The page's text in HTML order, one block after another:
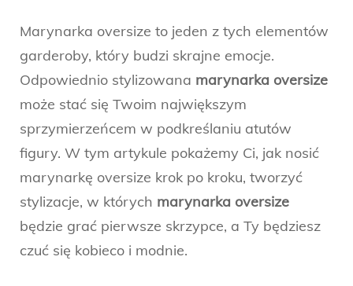
Marynarka oversize to jeden z tych elementów
garderoby, który budzi skrajne emocje.
Odpowiednio stylizowana marynarka oversize
może stać się Twoim największym
sprzymierzeńcem w podkreślaniu atutów
figury. W tym artykule pokażemy Ci, jak nosić
marynarkę oversize krok po kroku, tworzyć
stylizacje, w których marynarka oversize
będzie grać pierwsze skrzypce, a Ty będziesz
czuć się kobieco i modnie.